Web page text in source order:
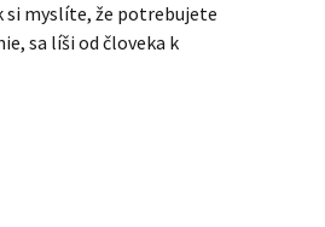
si myslíte, že potrebujete
sa líši od človeka k